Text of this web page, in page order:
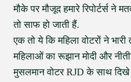
मौके पर मौजूद हमारे रिपोर्टर्स ने
तो साफ हो जाती हैं.
एक तो ये कि महिला वोटरों ने भारी
महिलाओं का रूझान मोदी और
मुसलमान वोटर RJD के साथ दिखे